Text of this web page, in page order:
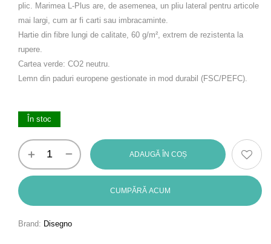
plic. Marimea L-Plus are, de asemenea, un pliu lateral pentru articole
mai largi, cum ar fi carti sau imbracaminte.
Hartie din fibre lungi de calitate, 60 g/m², extrem de rezistenta la
rupere.
Cartea verde: CO2 neutru.
Lemn din paduri europene gestionate in mod durabil (FSC/PEFC).
În stoc
ADAUGĂ ÎN COȘ
CUMPĂRĂ ACUM
Brand: Disegno